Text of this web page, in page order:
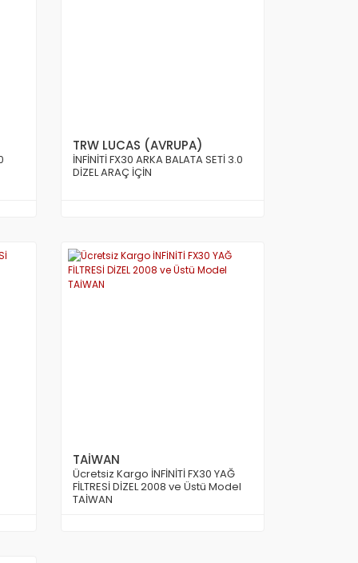
TRW LUCAS (AVRUPA)
İNFİNİTİ FX30 ARKA BALATA SETİ 3.0
DİZEL ARAÇ İÇİN
TAİWAN
Ücretsiz Kargo İNFİNİTİ FX30 YAĞ
FİLTRESİ DİZEL 2008 ve Üstü Model
TAİWAN